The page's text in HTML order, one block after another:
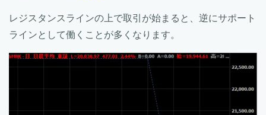
レジスタンスラインの上で取引が始まると、逆にサポート
ラインとして働くことが多くなります。